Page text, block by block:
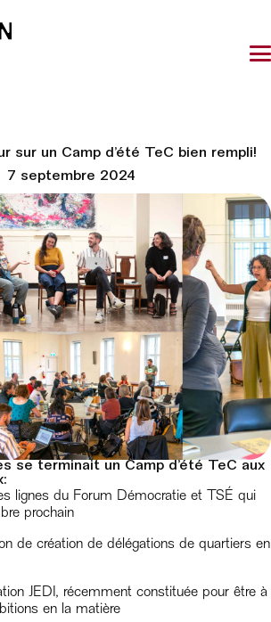
sur un Camp d’été TeC bien rempli!
7 septembre 2024
se terminait un Camp d’été TeC aux
lignes du Forum Démocratie et TSÉ qui
prochain
de création de délégations de quartiers en
JEDI, récemment constituée pour être à
en la matière